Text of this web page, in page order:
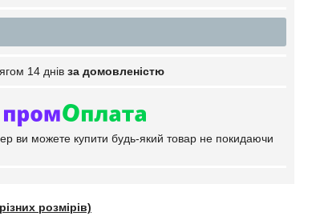
14 днів за домовленістю
ви можете купити будь-який товар не покидаючи
розмірів)